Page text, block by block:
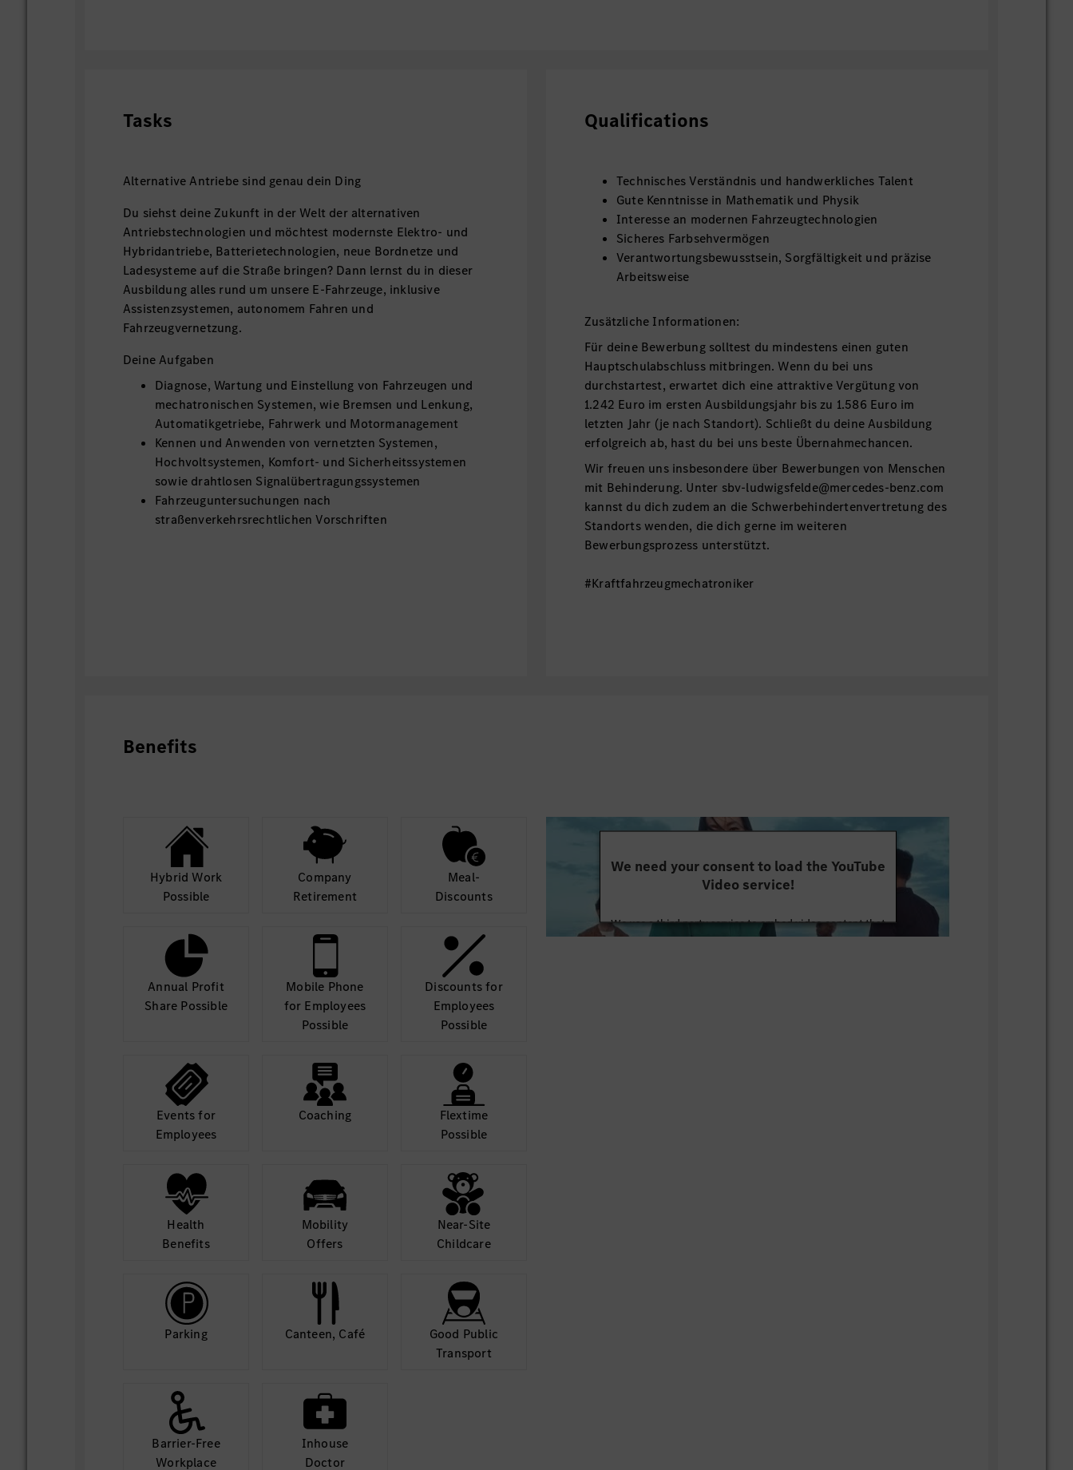
Tasks
Alternative Antriebe sind genau dein Ding
Du siehst deine Zukunft in der Welt der alternativen
Antriebstechnologien und möchtest modernste Elektro- und
Hybridantriebe, Batterietechnologien, neue Bordnetze und
Ladesysteme auf die Straße bringen? Dann lernst du in dieser
Ausbildung alles rund um unsere E-Fahrzeuge, inklusive
Assistenzsystemen, autonomem Fahren und
Fahrzeugvernetzung.
Deine Aufgaben
Diagnose, Wartung und Einstellung von Fahrzeugen und
mechatronischen Systemen, wie Bremsen und Lenkung,
Automatikgetriebe, Fahrwerk und Motormanagement
Kennen und Anwenden von vernetzten Systemen,
Hochvoltsystemen, Komfort- und Sicherheitssystemen
sowie drahtlosen Signalübertragungssystemen
Fahrzeuguntersuchungen nach
straßenverkehrsrechtlichen Vorschriften
Qualifications
Technisches Verständnis und handwerkliches Talent
Gute Kenntnisse in Mathematik und Physik
Interesse an modernen Fahrzeugtechnologien
Sicheres Farbsehvermögen
Verantwortungsbewusstsein, Sorgfältigkeit und präzise
Arbeitsweise
Zusätzliche Informationen:
Für deine Bewerbung solltest du mindestens einen guten
Hauptschulabschluss mitbringen. Wenn du bei uns
durchstartest, erwartet dich eine attraktive Vergütung von
1.242 Euro im ersten Ausbildungsjahr bis zu 1.586 Euro im
letzten Jahr (je nach Standort). Schließt du deine Ausbildung
erfolgreich ab, hast du bei uns beste Übernahmechancen.
Wir freuen uns insbesondere über Bewerbungen von Menschen
mit Behinderung. Unter sbv-ludwigsfelde@mercedes-benz.com
kannst du dich zudem an die Schwerbehindertenvertretung des
Standorts wenden, die dich gerne im weiteren
Bewerbungsprozess unterstützt.
#Kraftfahrzeugmechatroniker
Benefits
Hybrid Work
Possible
Company
Retirement
Meal-
Discounts
Annual Profit
Share Possible
Mobile Phone
for Employees
Possible
Discounts for
Employees
Possible
Events for
Employees
Coaching
Flextime
Possible
Health
Benefits
Mobility
Offers
Near-Site
Childcare
Parking Canteen, Café
Good Public
Transport
Barrier-Free
Workplace
Inhouse
Doctor
We need your consent to load the YouTube
Video service!
We use a third party service to embed video content that
may collect data about your activity. Please review the